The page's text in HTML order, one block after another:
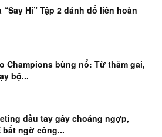
“Say Hi” Tập 2 đánh đố liên hoàn
Champions bùng nổ: Từ thảm gai,
bộ...
đầu tay gây choáng ngợp,
bất ngờ công...